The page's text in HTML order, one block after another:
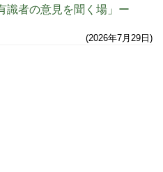
識者の意見を聞く場」ー
2026年7月29日